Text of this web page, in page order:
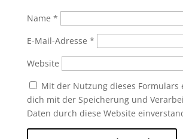
Name *
E-Mail-Adresse *
Website
Mit der Nutzung dieses Formulars
dich mit der Speicherung und
Daten durch diese Website